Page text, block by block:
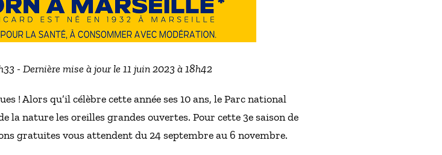
- Dernière mise à jour le 11 juin 2023 à 18h42
! Alors qu’il célèbre cette année ses 10 ans, le Parc national
la nature les oreilles grandes ouvertes. Pour cette 3e saison de
gratuites vous attendent du 24 septembre au 6 novembre.